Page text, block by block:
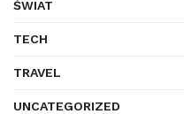
ŚWIAT
TECH
TRAVEL
UNCATEGORIZED